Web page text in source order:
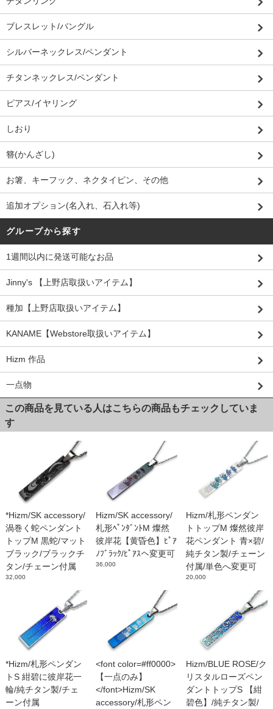
ブレスレット/バングル
シルバーネックレス/ペンダント
チタンネックレス/ペンダント
ピアス/イヤリング
しおり
簪(かんざし)
お箸、キーフック、ネクタイピン、その他
追加オプション(名入れ、石入れ等)
グループから探す
1週間以内に発送可能なお品
Jinny's 【上野店取扱いアイテム】
種加【上野店取扱いアイテム】
KANAME【Webstore取扱いアイテム】
Hizm 作品
一点物
この商品を見ている人はこちらの商品もチェックしていま
す
*Hizm/SK accessory/
渦巻く蛇ペンダント
トップM 黒蛇/マット
ブラック/ブラックチ
タン/チェーン付属
32,000
Hizm/SK accessory/
札形ﾍﾟﾝﾀﾞﾝﾄM 燦然
彼岸花【黄昏色】ﾋﾟｱ
ﾉﾌﾞﾗｯｸ/ﾋﾟｱｽへ変更可
36,000
Hizm/札形ペンダン
トトップM 燦然彼岸
花ペンダント 青×碧/
純チタン製/チェーン
付属/単色へ変更可
20,000
*Hizm/札形ペンダン
トS 紺碧に彼岸花一
輪/純チタン製/チェ
ーン付属
<font color=#ff0000>
【一点のみ】
</font>Hizm/SK
accessory/札形ペン
Hizm/BLUE ROSE/ク
リスタルローズペン
ダントトップS 【紺
碧色】/純チタン製/